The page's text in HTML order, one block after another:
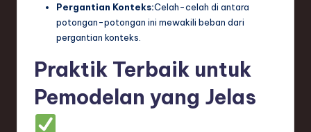
Pergantian Konteks:Celah-celah di antara
potongan-potongan ini mewakili beban dari
pergantian konteks.
Praktik Terbaik untuk
Pemodelan yang Jelas